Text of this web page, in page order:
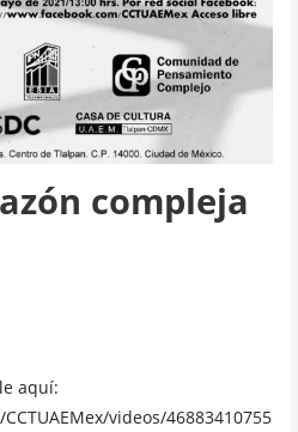
compleja
aquí:
videos/46883410755